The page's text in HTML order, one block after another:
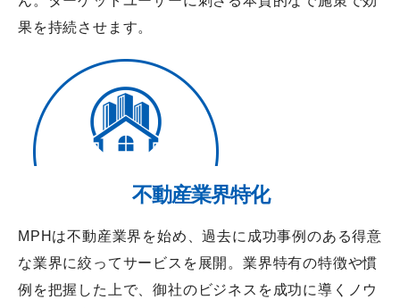
果を持続させます。
不動産業界特化
MPHは不動産業界を始め、過去に成功事例のある得意
な業界に絞ってサービスを展開。業界特有の特徴や慣
例を把握した上で、御社のビジネスを成功に導くノウ